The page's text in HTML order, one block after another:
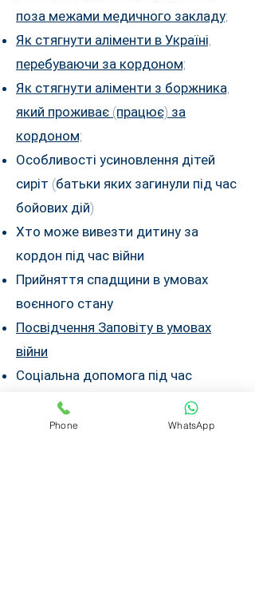
поза межами медичного закладу;
Як стягнути аліменти в Україні,
перебуваючи за кордоном;
Як стягнути аліменти з боржника,
який проживає (працює) за
кордоном;
Особливості усиновлення дітей
сиріт (батьки яких загинули під час
бойових дій)
Хто може вивезти дитину за
кордон під час війни
Прийняття спадщини в умовах
воєнного стану
Посвідчення Заповіту в умовах
війни
Соціальна допомога під час
воєнного стану, зокрема допомога
дітям, батьки яких ухиляються від
Phone WhatsApp